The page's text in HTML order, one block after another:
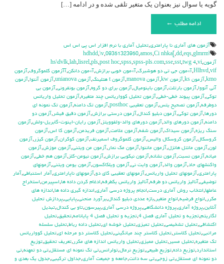
گویه یا سوال نیز بعنوان یک متغیر تلقی شده و در ادامه […]
ادامه مطلب ←
آزمون هاي آماري نا پارامتري,تحليل آماري با نرم افزار اس پي اس اس
\hdhdd
,\v,09351323950,amos,Ci nhka[ ,dd,eqs,glmrm
آزمون,
hs\dvlk,lah,lisrel,pls,post hoc,spss,spss-pls.com,sse,sst,twg 4,vi
Hlhvd,vif
,آ»مون جي تي دو هوشبرگ,آ»مون خوبي برازش,آ»مون دانكن,آآزمون كلموگروف,آزمون
kmo
,آزمون ks ,آزمون kw ,آزمون manova ,آزمون t هتلينگ ,آزمون unianova ,آزمون آننوا,آزمون
آني آنووا,آزمون بارتلت,آزمون باينوميال,آزمون براي دو گروه,آزمون بونفروني,آزمون بي
توكي,آزمون پيوند خطي-خطي,آزمون تحليل كوواريانس چند متغيره,آزمون تحليل واريانس
دوطرفه,آزمون تصحيح يتس,آزمون تعقيبي posthoc ,آزمون تك دامنه,آزمون تك نمونه اي
دورها,آزمون توكي,آزمون دبليو كندال,آزمون درستي برازش,آزمون دقيق فيشر ,آزمون دو
دامنه,آزمون دورهاي والد,آزمون دورهاي والد-ولفوويتز ,آزمون رايان-اينوت-گابريل-ولش,آزمون
سنگ ريزه,آزمون سيداك,آزمون شفه,آزمون علامت,آزمون فريدمن,آزمون كا اس,آزمون
كروسكال,آزمون كروسكال واليس,آزمون كلموگروف اسميرنف,آزمون كوكران,آزمون كيزر ,آزمون
لون,آزمون مانتل هانزل,آزمون ماننوا,آزمون مك نمار ,آزمون من ويتني,آزمون موزش,آزمون
ميانه,آزمون نسبت,آزمون نشانه,آزمون نيكويي برازش,آزمون نيومن-كلز ,آزمون هم خطي,آزمون
واكنشهاي حاد,آزمون والد,آزمون وايت ني,آزمون ويلكاكسون,آزمون يومن ويتني,آزمونهاي
پارامتري,آزمونهاي تحليل واريانس,آزمونهاي تعقيبي كاي دو,آزمونهاي ناپارامتري,آمار استنباطي,آمار
توضيفي,آناليز واريانس دو طرفه,آناليز واريانس يکطرفه,ادغام كردن داده ها,اسپيرمن,استخراج
عاملها,انتخاب روش آماري درست,انجام پروژه درسي آماري,اندازه گيري داده ها,اندازه هاي
مكرر ,انواع فرضيه,انواع متغير ,بازه عددي دبليو كندال,برآورد منحني,پايايي,پردازش تحليل
آنلاين,پروژه آماري,پروژه دانشگاهي,پروژه درسي آماري,پيرسون,تاو بي کندال,تبديل
لگاريتم,تجزيه و تحليل آماري فصل 4 ,تجزيه و تحليل فصل 4 پايانامه ,تحقيق,تحليل
اكتشافي,تحليل تشخيصي,تحليل تميزي,تحليل خوشه اي,تحليل داده رباط,تحليل سلسله
مراتبي,تحليل كلاستر ,تحليل كلاستر چند ميانگيني,تحليل كلاستر دو مرحله اي,تحليل كوواريانس
تك متغيره,تحليل مسير ,تحليل مميزي,تحليل واريانس اندازه هاي مكرر ,تعريف تحقيق,توزيع
استاندارد,توزيع داده,توزيع طبيعي,توزيع نرمال,تولرانس,تي تک نمونه اي مستقل,تي دو تمهنه,تي
دو نمونه اي مستقل,تي زوجي,تي سه دانت,جامعه و جميعت آماري,جداول تركيبي,جدول يك بعدي و